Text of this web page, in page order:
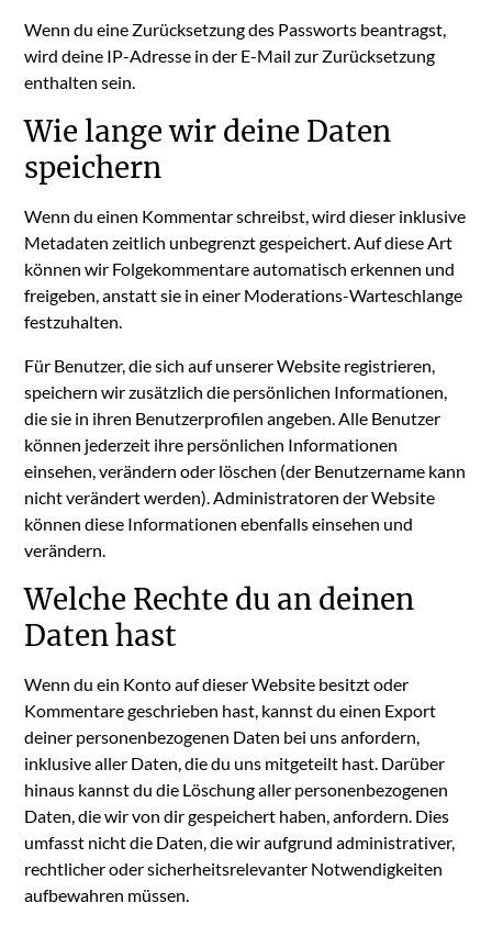
Wenn du eine Zurücksetzung des Passworts beantragst,
wird deine IP-Adresse in der E-Mail zur Zurücksetzung
enthalten sein.
Wie lange wir deine Daten
speichern
Wenn du einen Kommentar schreibst, wird dieser inklusive
Metadaten zeitlich unbegrenzt gespeichert. Auf diese Art
können wir Folgekommentare automatisch erkennen und
freigeben, anstatt sie in einer Moderations-Warteschlange
festzuhalten.
Für Benutzer, die sich auf unserer Website registrieren,
speichern wir zusätzlich die persönlichen Informationen,
die sie in ihren Benutzerprofilen angeben. Alle Benutzer
können jederzeit ihre persönlichen Informationen
einsehen, verändern oder löschen (der Benutzername kann
nicht verändert werden). Administratoren der Website
können diese Informationen ebenfalls einsehen und
verändern.
Welche Rechte du an deinen
Daten hast
Wenn du ein Konto auf dieser Website besitzt oder
Kommentare geschrieben hast, kannst du einen Export
deiner personenbezogenen Daten bei uns anfordern,
inklusive aller Daten, die du uns mitgeteilt hast. Darüber
hinaus kannst du die Löschung aller personenbezogenen
Daten, die wir von dir gespeichert haben, anfordern. Dies
umfasst nicht die Daten, die wir aufgrund administrativer,
rechtlicher oder sicherheitsrelevanter Notwendigkeiten
aufbewahren müssen.